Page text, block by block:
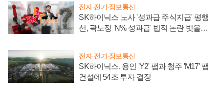
전자·전기·정보통신
SK하이닉스 노사 '성과급 주식지급' 평행
선, 곽노정 'N% 성과급' 법적 논란 벗을지
전자·전기·정보통신
SK하이닉스, 용인 'Y2' 팹과 청주 'M17' 팹
건설에 54조 투자 결정